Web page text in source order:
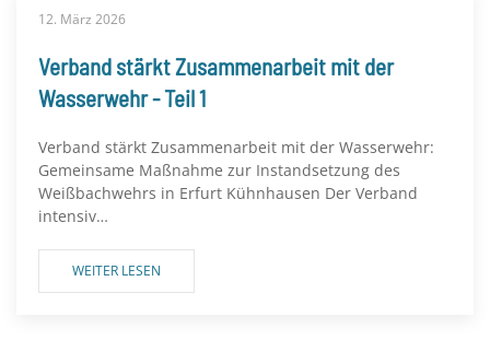
12. März 2026
Verband stärkt Zusammenarbeit mit der
Wasserwehr - Teil 1
Verband stärkt Zusammenarbeit mit der Wasserwehr:
Gemeinsame Maßnahme zur Instandsetzung des
Weißbachwehrs in Erfurt Kühnhausen Der Verband
intensiv…
WEITER LESEN